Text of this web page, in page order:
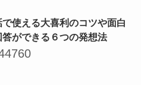
で使える大喜利のコツや面白
答ができる６つの発想法